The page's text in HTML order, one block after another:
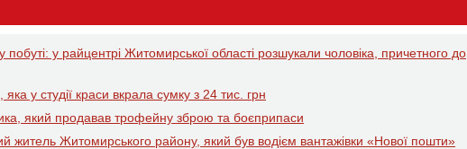
у райцентрі Житомирської області розшукали чоловіка, причетного до
у студії краси вкрала сумку з 24 тис. грн
який продавав трофейну зброю та боєприпаси
житель Житомирського району, який був водієм вантажівки «Нової пошти»